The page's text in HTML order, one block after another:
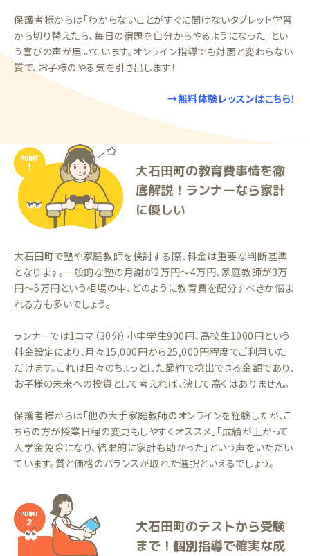
保護者様からは「わからないことがすぐに聞けないタブレット学習
から切り替えたら、毎日の宿題を自分からやるようになった」とい
う喜びの声が届いています。オンライン指導でも対面と変わらない
質で、お子様のやる気を引き出します！
→無料体験レッスンはこちら！
大石田町の教育費事情を徹
底解説！ランナーなら家計
に優しい
大石田町で塾や家庭教師を検討する際、料金は重要な判断基準
となります。一般的な塾の月謝が2万円〜4万円、家庭教師が3万
円〜5万円という相場の中、どのように教育費を配分すべきか悩ま
れる方も多いでしょう。
ランナーでは1コマ（30分）小中学生900円、高校生1000円という
料金設定により、月々15,000円から25,000円程度でご利用いた
だけます。これは日々のちょっとした節約で捻出できる金額であり、
お子様の未来への投資として考えれば、決して高くはありません。
保護者様からは「他の大手家庭教師のオンラインを経験したが、こ
ちらの方が授業日程の変更もしやすくオススメ」「成績が上がって
入学金免除になり、結果的に家計も助かった」という声をいただい
ています。質と価格のバランスが取れた選択といえるでしょう。
大石田町のテストから受験
まで！個別指導で確実な成